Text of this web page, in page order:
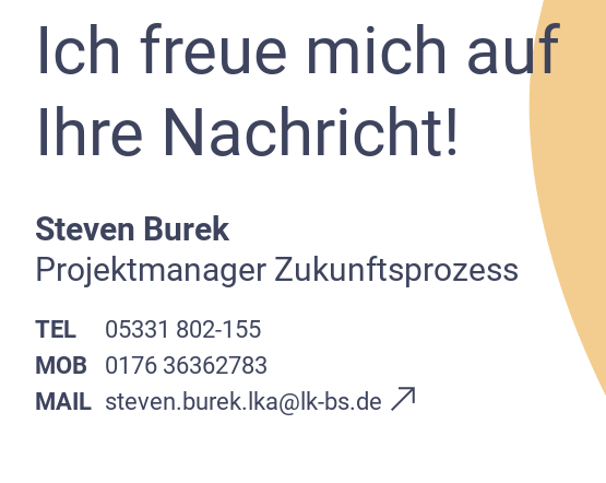
Ich freue mich auf
Ihre Nachricht!
Steven Burek
Projektmanager Zukunftsprozess
TEL
05331 802-155
MOB
0176 36362783
MAIL steven.burek.lka@lk-bs.de